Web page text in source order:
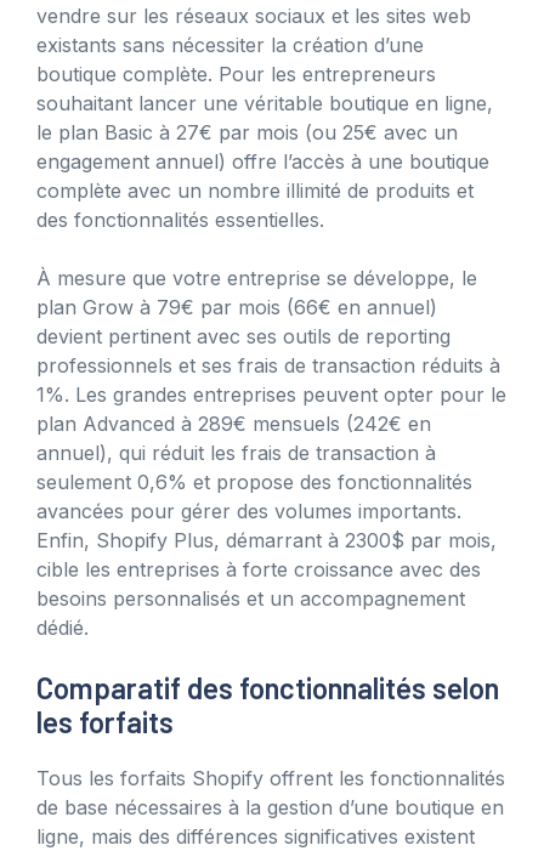
vendre sur les réseaux sociaux et les sites web
existants sans nécessiter la création d’une
boutique complète. Pour les entrepreneurs
souhaitant lancer une véritable boutique en ligne,
le plan Basic à 27€ par mois (ou 25€ avec un
engagement annuel) offre l’accès à une boutique
complète avec un nombre illimité de produits et
des fonctionnalités essentielles.
À mesure que votre entreprise se développe, le
plan Grow à 79€ par mois (66€ en annuel)
devient pertinent avec ses outils de reporting
professionnels et ses frais de transaction réduits à
1%. Les grandes entreprises peuvent opter pour le
plan Advanced à 289€ mensuels (242€ en
annuel), qui réduit les frais de transaction à
seulement 0,6% et propose des fonctionnalités
avancées pour gérer des volumes importants.
Enfin, Shopify Plus, démarrant à 2300$ par mois,
cible les entreprises à forte croissance avec des
besoins personnalisés et un accompagnement
dédié.
Comparatif des fonctionnalités selon
les forfaits
Tous les forfaits Shopify offrent les fonctionnalités
de base nécessaires à la gestion d’une boutique en
ligne, mais des différences significatives existent